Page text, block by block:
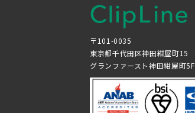
〒101-0035
東京都千代田区神田紺屋町15
グランファースト神田紺屋町5F